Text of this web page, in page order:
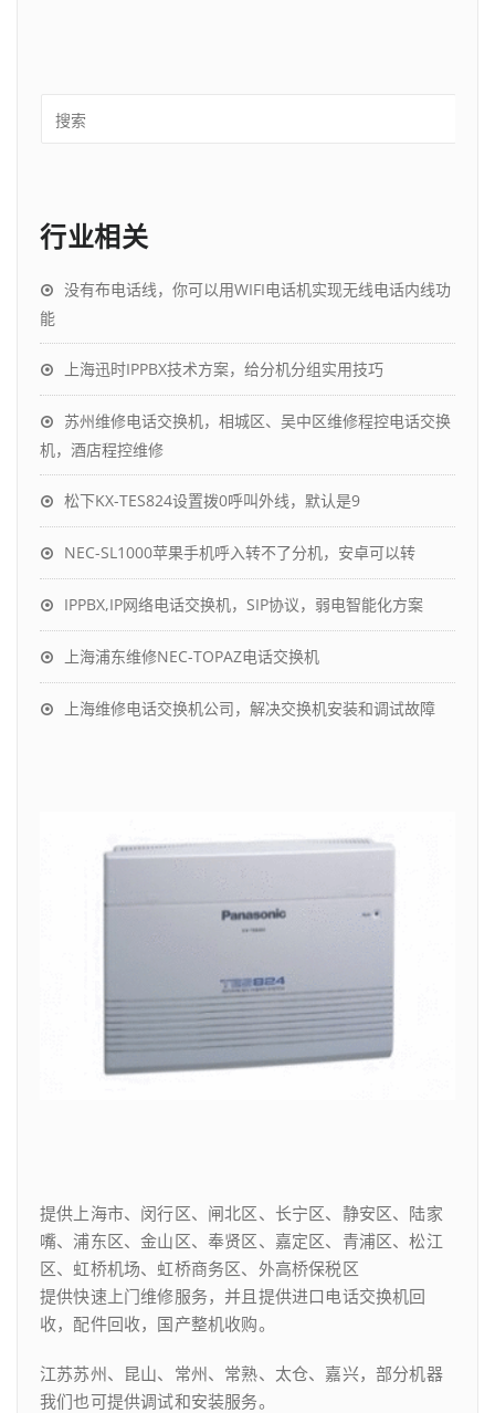
行业相关
没有布电话线，你可以用WIFI电话机实现无线电话内线功
能
上海迅时IPPBX技术方案，给分机分组实用技巧
苏州维修电话交换机，相城区、吴中区维修程控电话交换
机，酒店程控维修
松下KX-TES824设置拨0呼叫外线，默认是9
NEC-SL1000苹果手机呼入转不了分机，安卓可以转
IPPBX,IP网络电话交换机，SIP协议，弱电智能化方案
上海浦东维修NEC-TOPAZ电话交换机
上海维修电话交换机公司，解决交换机安装和调试故障
提供上海市、闵行区、闸北区、长宁区、静安区、陆家
嘴、浦东区、金山区、奉贤区、嘉定区、青浦区、松江
区、虹桥机场、虹桥商务区、外高桥保税区
提供快速上门维修服务，并且提供进口电话交换机回
收，配件回收，国产整机收购。
江苏苏州、昆山、常州、常熟、太仓、嘉兴，部分机器
我们也可提供调试和安装服务。